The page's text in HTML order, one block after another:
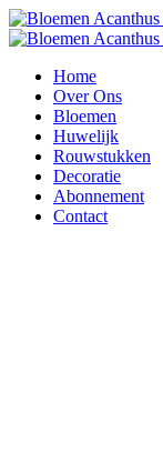
Home
Over Ons
Bloemen
Huwelijk
Rouwstukken
Decoratie
Abonnement
Contact